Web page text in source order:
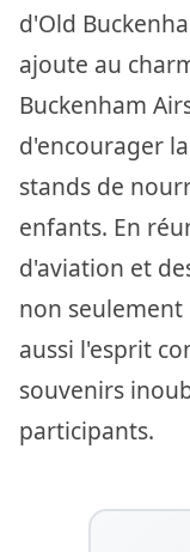
d'Old
ajoute au
Buckenham
d'encourager
stands de
enfants. En
d'aviation et
non
aussi l'esprit
souvenirs
participants.